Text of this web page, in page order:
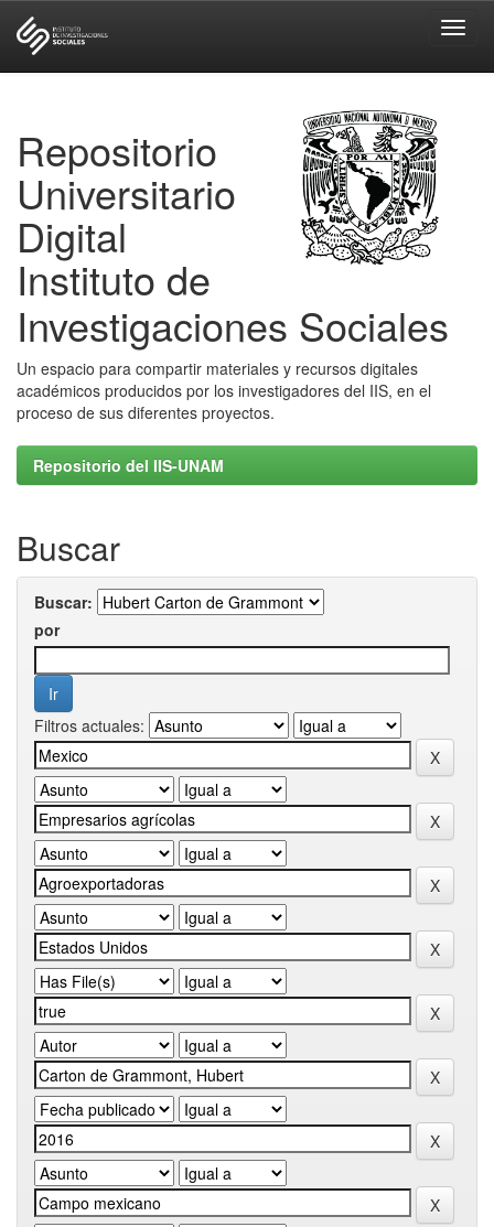
Repositorio
Universitario
Digital
Instituto de
Investigaciones Sociales
Un espacio para compartir materiales y recursos digitales
académicos producidos por los investigadores del IIS, en el
proceso de sus diferentes proyectos.
Repositorio del IIS-UNAM
Buscar
Buscar:
por
Filtros actuales: